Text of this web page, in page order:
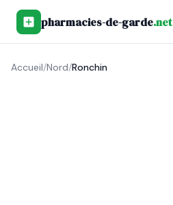
pharmacies-de-garde.net
Accueil/Nord/Ronchin